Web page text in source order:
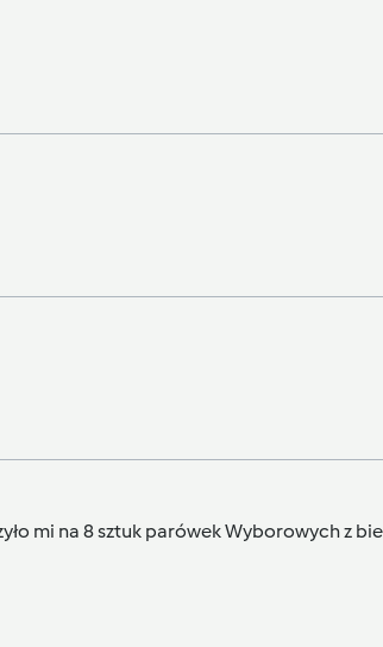
mi na 8 sztuk parówek Wyborowych z